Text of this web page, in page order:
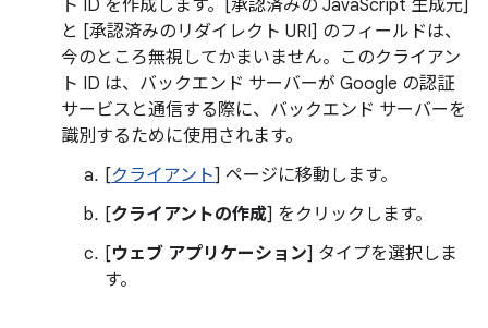
ト ID を作成します。[承認済みの JavaScript 生成元]
と [承認済みのリダイレクト URI] のフィールドは、
今のところ無視してかまいません。このクライアン
ト ID は、バックエンド サーバーが Google の認証
サービスと通信する際に、バックエンド サーバーを
識別するために使用されます。
[クライアント] ページに移動します。
[クライアントの作成] をクリックします。
[ウェブ アプリケーション] タイプを選択しま
す。